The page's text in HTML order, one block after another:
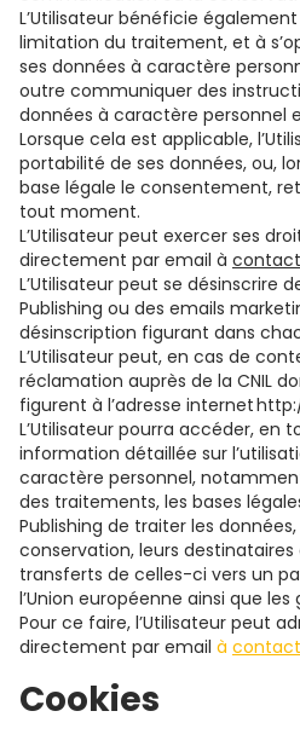
L’Utilisateur bénéficie
limitation du traitement, et à
ses données à caractère
outre communiquer des
données à caractère personnel
Lorsque cela est applicable,
portabilité de ses données, ou,
base légale le consentement,
tout moment.
L’Utilisateur peut exercer ses
directement par email à
L’Utilisateur peut se désinscrire
Publishing ou des emails
désinscription figurant dans
L’Utilisateur peut, en cas de
réclamation auprès de la CNIL
figurent à l’adresse internet
L’Utilisateur pourra accéder, en
information détaillée sur
caractère personnel,
des traitements, les bases
Publishing de traiter les
conservation, leurs
transferts de celles-ci vers un
l’Union européenne ainsi que
Pour ce faire, l’Utilisateur peut
directement par email à
Cookies